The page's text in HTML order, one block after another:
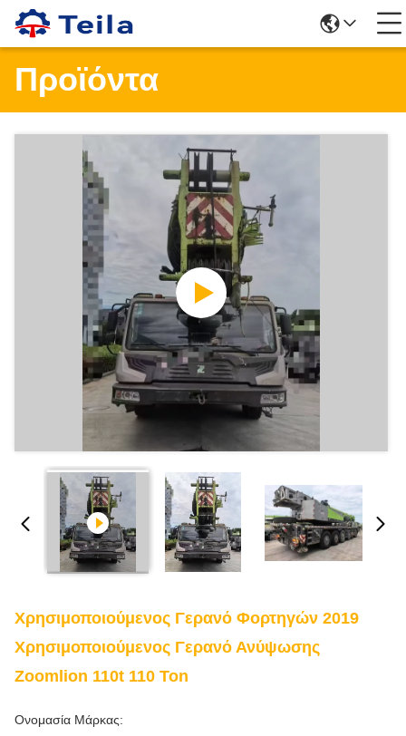
Προϊόντα
Χρησιμοποιούμενος Γερανό Φορτηγών 2019
Χρησιμοποιούμενος Γερανό Ανύψωσης
Zoomlion 110t 110 Ton
Ονομασία Μάρκας: